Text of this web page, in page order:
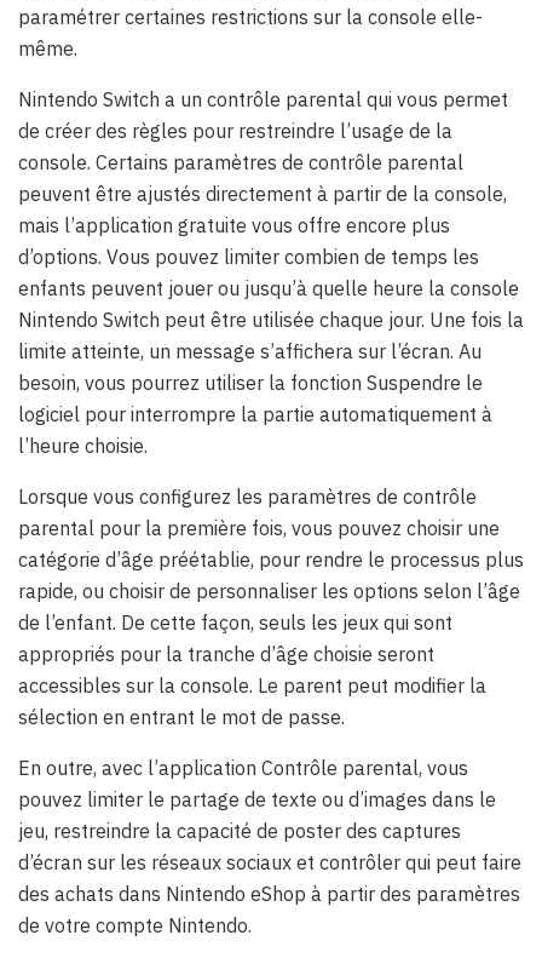
paramétrer certaines restrictions sur la console elle-
même.
Nintendo Switch a un contrôle parental qui vous permet
de créer des règles pour restreindre l’usage de la
console. Certains paramètres de contrôle parental
peuvent être ajustés directement à partir de la console,
mais l’application gratuite vous offre encore plus
d’options. Vous pouvez limiter combien de temps les
enfants peuvent jouer ou jusqu’à quelle heure la console
Nintendo Switch peut être utilisée chaque jour. Une fois la
limite atteinte, un message s’affichera sur l’écran. Au
besoin, vous pourrez utiliser la fonction Suspendre le
logiciel pour interrompre la partie automatiquement à
l’heure choisie.
Lorsque vous configurez les paramètres de contrôle
parental pour la première fois, vous pouvez choisir une
catégorie d’âge préétablie, pour rendre le processus plus
rapide, ou choisir de personnaliser les options selon l’âge
de l’enfant. De cette façon, seuls les jeux qui sont
appropriés pour la tranche d’âge choisie seront
accessibles sur la console. Le parent peut modifier la
sélection en entrant le mot de passe.
En outre, avec l’application Contrôle parental, vous
pouvez limiter le partage de texte ou d’images dans le
jeu, restreindre la capacité de poster des captures
d’écran sur les réseaux sociaux et contrôler qui peut faire
des achats dans Nintendo eShop à partir des paramètres
de votre compte Nintendo.